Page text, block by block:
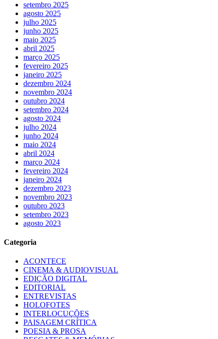
setembro 2025
agosto 2025
julho 2025
junho 2025
maio 2025
abril 2025
março 2025
fevereiro 2025
janeiro 2025
dezembro 2024
novembro 2024
outubro 2024
setembro 2024
agosto 2024
julho 2024
junho 2024
maio 2024
abril 2024
março 2024
fevereiro 2024
janeiro 2024
dezembro 2023
novembro 2023
outubro 2023
setembro 2023
agosto 2023
Categoria
ACONTECE
CINEMA & AUDIOVISUAL
EDIÇÃO DIGITAL
EDITORIAL
ENTREVISTAS
HOLOFOTES
INTERLOCUÇÕES
PAISAGEM CRÍTICA
POESIA & PROSA